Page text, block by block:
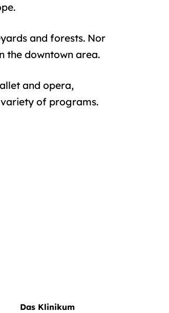
and forests. Nor
the downtown area.
and opera,
of programs.
Das Klinikum